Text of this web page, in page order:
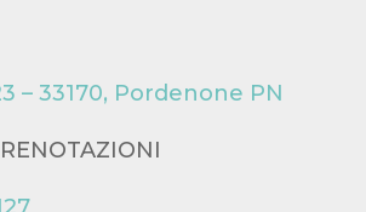
– 33170, Pordenone PN